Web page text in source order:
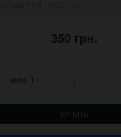
350 грн.
мин. 1
КУПИТЬ